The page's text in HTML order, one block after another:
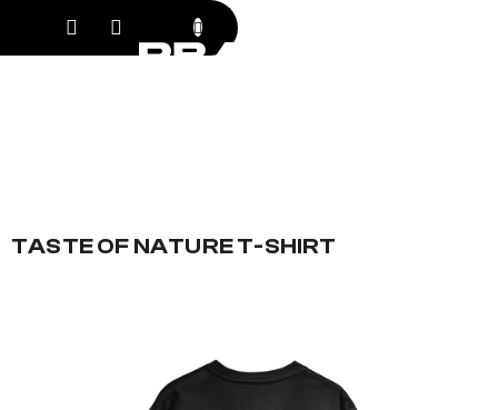
obsah
TASTE OF NATURE T-SHIRT